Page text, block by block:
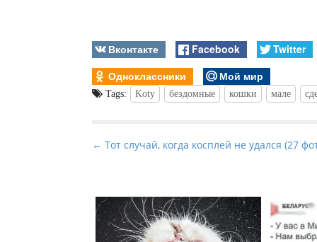
Вконтакте Facebook
Twitter
Одноклассники
Мой мир
Tags: Koty бездомные кошки мале
P
t
n
a
← Тот случай, когда косплей не удался (27